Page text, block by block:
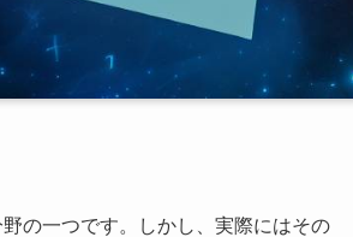
の一つです。しかし、実際にはその